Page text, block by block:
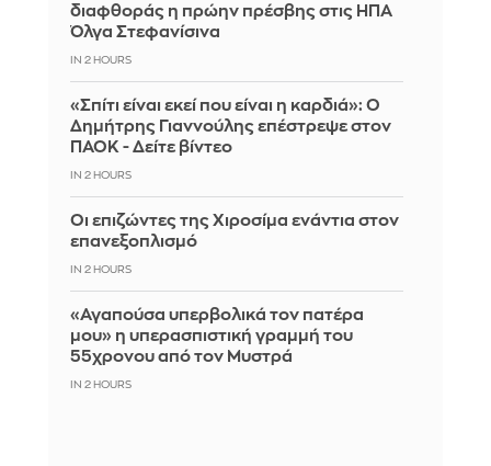
διαφθοράς η πρώην πρέσβης στις ΗΠΑ
Όλγα Στεφανίσινα
IN 2 HOURS
«Σπίτι είναι εκεί που είναι η καρδιά»: Ο
Δημήτρης Γιαννούλης επέστρεψε στον
ΠΑΟΚ - Δείτε βίντεο
IN 2 HOURS
Οι επιζώντες της Χιροσίμα ενάντια στον
επανεξοπλισμό
IN 2 HOURS
«Αγαπούσα υπερβολικά τον πατέρα
μου» η υπερασπιστική γραμμή του
55χρονου από τον Μυστρά
IN 2 HOURS